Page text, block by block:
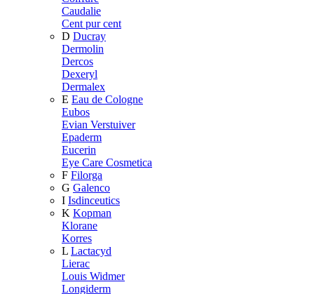
Caudalie
Cent pur cent
D Ducray
Dermolin
Dercos
Dexeryl
Dermalex
E Eau de Cologne
Eubos
Evian Verstuiver
Epaderm
Eucerin
Eye Care Cosmetica
F Filorga
G Galenco
I Isdinceutics
K Kopman
Klorane
Korres
L Lactacyd
Lierac
Louis Widmer
Longiderm